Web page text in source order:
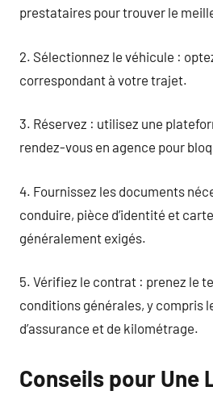
prestataires pour trouver le
2. Sélectionnez le véhicule :
correspondant à votre trajet.
3. Réservez : utilisez une
rendez-vous en agence pour
4. Fournissez les documents
conduire, pièce d’identité et
généralement exigés.
5. Vérifiez le contrat : prenez le
conditions générales, y compris
d’assurance et de kilométrage.
Conseils pour Une